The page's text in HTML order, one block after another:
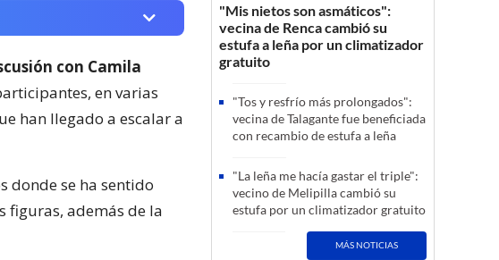
con Camila
en varias
han llegado a escalar a
donde se ha sentido
figuras, además de la
"Mis nietos son asmáticos":
vecina de Renca cambió su
estufa a leña por un climatizador
gratuito
"Tos y resfrío más prolongados":
vecina de Talagante fue beneficiada
con recambio de estufa a leña
"La leña me hacía gastar el triple":
vecino de Melipilla cambió su
estufa por un climatizador gratuito
MÁS NOTICIAS